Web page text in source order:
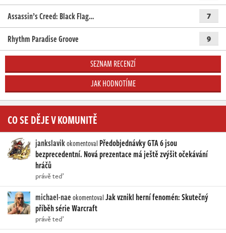
Assassin’s Creed: Black Flag… 7
Rhythm Paradise Groove 9
SEZNAM RECENZÍ
JAK HODNOTÍME
CO SE DĚJE V KOMUNITĚ
jankslavikokomentoval Předobjednávky GTA 6 jsou
bezprecedentní. Nová prezentace má ještě zvýšit očekávání
hráčů
právě teď
michael-naeokomentovalJak vznikl herní fenomén: Skutečný
příběh série Warcraft
právě teď